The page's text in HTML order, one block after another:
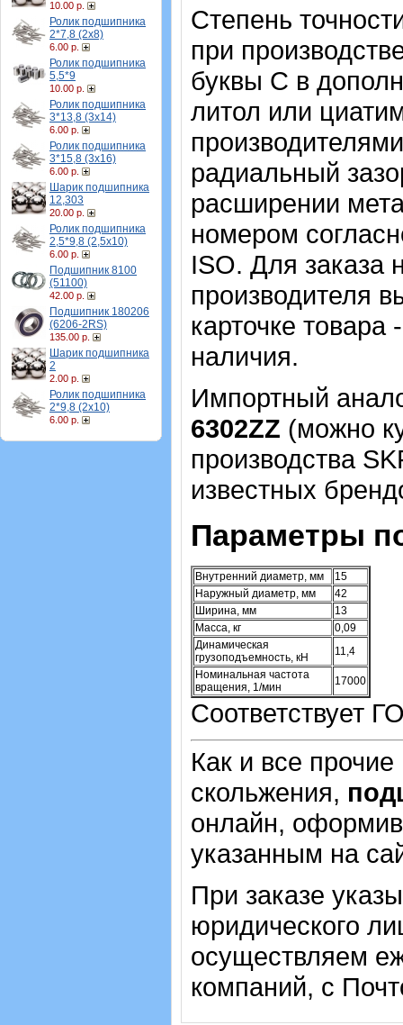
10.00 р.
Ролик подшипника
2*7,8 (2х8)
6.00 р.
Ролик подшипника
5,5*9
10.00 р.
Ролик подшипника
3*13,8 (3х14)
6.00 р.
Ролик подшипника
3*15,8 (3х16)
6.00 р.
Шарик подшипника
12,303
20.00 р.
Ролик подшипника
2,5*9,8 (2,5х10)
6.00 р.
Подшипник 8100
(51100)
42.00 р.
Подшипник 180206
(6206-2RS)
135.00 р.
Шарик подшипника
2
2.00 р.
Ролик подшипника
2*9,8 (2х10)
6.00 р.
Степень
при
буквы С в
литол или
радиальный
расширении
номером
ISO. Для заказа
производителя
карточке товара
наличия.
Импортный
6302ZZ (можно
производства
известных
Параметры
Внутренний диаметр, мм
15
Наружный диаметр, мм
42
Ширина, мм
13
Масса, кг
0,09
Динамическая
грузоподъемность, кН
11,4
Номинальная частота
вращения, 1/мин
17000
Соответствует
Как и все
скольжения,
онлайн, оформив
указанным на
При заказе
юридического
осуществляем
компаний, с